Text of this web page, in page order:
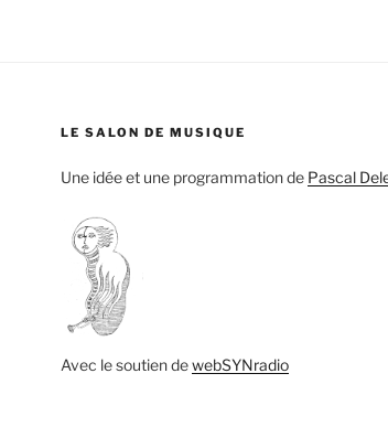
LE SALON DE MUSIQUE
Une idée et une programmation de Pascal
Avec le soutien dewebSYNradio